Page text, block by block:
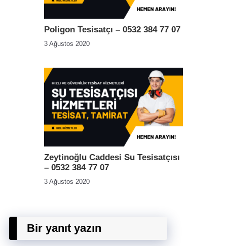
Poligon Tesisatçı – 0532 384 77 07
3 Ağustos 2020
Zeytinoğlu Caddesi Su Tesisatçısı
– 0532 384 77 07
3 Ağustos 2020
Bir yanıt yazın